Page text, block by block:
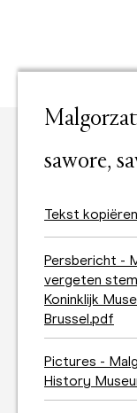
sawore,
Tekst kopiëren
Persbericht -
vergeten
Koninklijk
Brussel.pdf
Pictures -
History